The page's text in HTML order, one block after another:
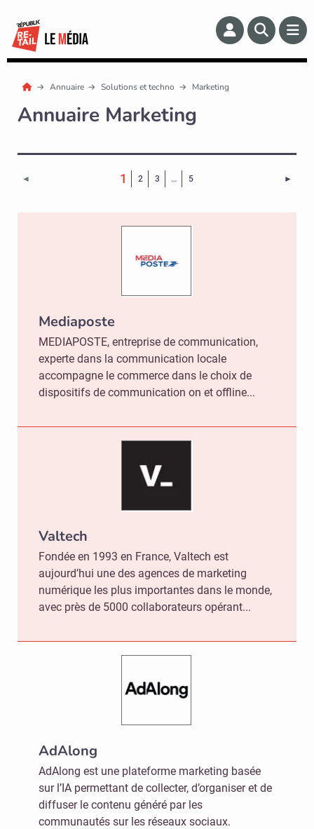
Annuaire Solutions et techno Marketing
Annuaire Marketing
◄ 1 (Page courante)
2 3 … 5 ►
Mediaposte
MEDIAPOSTE, entreprise de communication,
experte dans la communication locale
accompagne le commerce dans le choix de
dispositifs de communication on et offline...
Valtech
Fondée en 1993 en France, Valtech est
aujourd’hui une des agences de marketing
numérique les plus importantes dans le monde,
avec près de 5000 collaborateurs opérant...
AdAlong
AdAlong est une plateforme marketing basée
sur l’IA permettant de collecter, d’organiser et de
diffuser le contenu généré par les
communautés sur les réseaux sociaux.